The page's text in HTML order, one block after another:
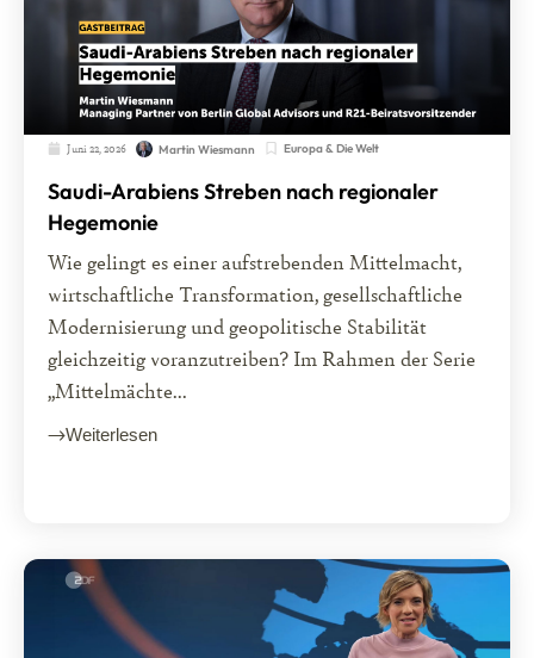
Juni 22, 2026 Martin Wiesmann Europa & Die Welt
Saudi-Arabiens Streben nach regionaler
Hegemonie
Wie gelingt es einer aufstrebenden Mittelmacht,
wirtschaftliche Transformation, gesellschaftliche
Modernisierung und geopolitische Stabilität
gleichzeitig voranzutreiben? Im Rahmen der Serie
„Mittelmächte...
Weiterlesen